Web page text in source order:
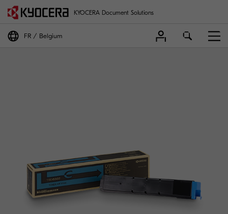
KYOCERA Document Solutions
FR Belgium